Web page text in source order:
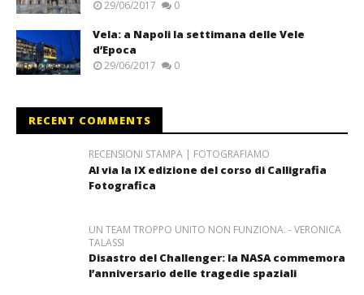
29/06/2017 0
Vela: a Napoli la settimana delle Vele
d’Epoca
29/06/2017 0
RECENT COMMENTS
RECENSIONI STAMPA | FOTOGRAFIAMO
Al via la IX edizione del corso di Calligrafia
Fotografica
UN TEAM TROPPO UNITO NON FUNZIONA. - VERONICA
TALASSI
Disastro del Challenger: la NASA commemora
l’anniversario delle tragedie spaziali